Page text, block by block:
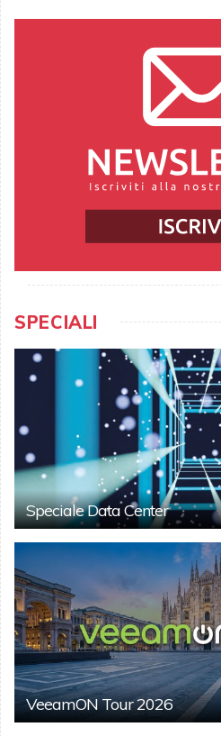
SPECIALI
Speciale Data Center
VeeamON Tour 2026